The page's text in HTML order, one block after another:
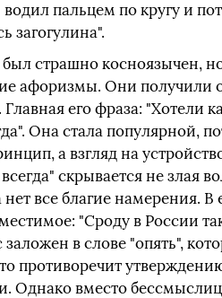
водил пальцем по кругу и
загогулина".
страшно косноязычен,
афоризмы. Они получили
его фраза: "Хотели
Она стала популярной,
а взгляд на
скрывается не злая
все благие намерения. В
"Сроду в России
заложен в слове "опять",
противоречит
Однако вместо